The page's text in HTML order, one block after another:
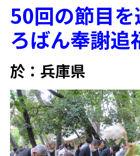
50回の節目を
ろばん奉謝追
於：兵庫県